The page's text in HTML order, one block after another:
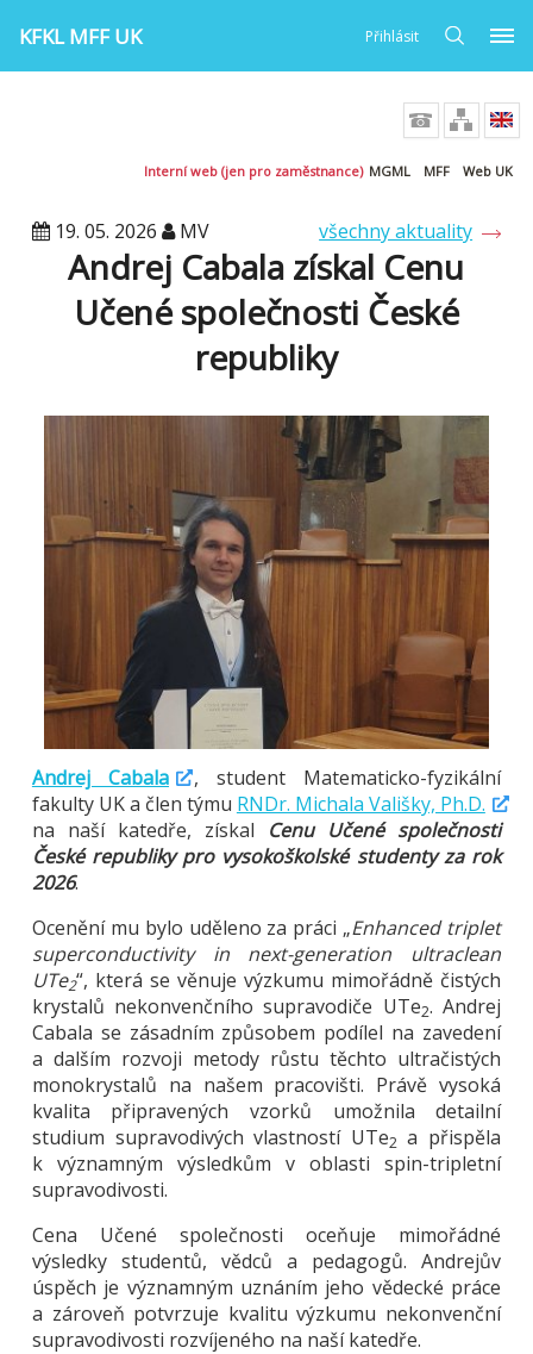
KFKL MFF UK Přihlásit
Interní web (jen pro zaměstnance) MGML MFF Web UK
19. 05. 2026 MV všechny aktuality
Andrej Cabala získal Cenu
Učené společnosti České
republiky
Andrej Cabala
, student Matematicko-fyzikální
fakulty UK a člen týmu RNDr. Michala Vališky, Ph.D.
na naší katedře, získal Cenu Učené společnosti
České republiky pro vysokoškolské studenty za rok
2026.
Ocenění mu bylo uděleno za práci „Enhanced triplet
superconductivity in next-generation ultraclean
UTe2“, která se věnuje výzkumu mimořádně čistých
krystalů nekonvenčního supravodiče UTe2. Andrej
Cabala se zásadním způsobem podílel na zavedení
a dalším rozvoji metody růstu těchto ultračistých
monokrystalů na našem pracovišti. Právě vysoká
kvalita připravených vzorků umožnila detailní
studium supravodivých vlastností UTe2 a přispěla
k významným výsledkům v oblasti spin-tripletní
supravodivosti.
Cena Učené společnosti oceňuje mimořádné
výsledky studentů, vědců a pedagogů. Andrejův
úspěch je významným uznáním jeho vědecké práce
a zároveň potvrzuje kvalitu výzkumu nekonvenční
supravodivosti rozvíjeného na naší katedře.